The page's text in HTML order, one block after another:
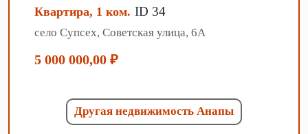
Квартира, 1 ком. ID 34
село Супсех, Советская улица, 6А
5 000 000,00 ₽
Другая недвижимость Анапы